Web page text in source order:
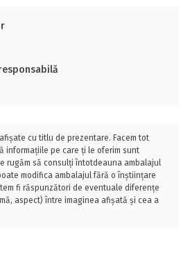
cu titlu de prezentare. Facem tot
informațiile pe care ți le oferim sunt
rugăm să consulți întotdeauna ambalajul
modifica ambalajul fără o înștiințare
fi răspunzători de eventuale diferențe
aspect) între imaginea afișată și cea a